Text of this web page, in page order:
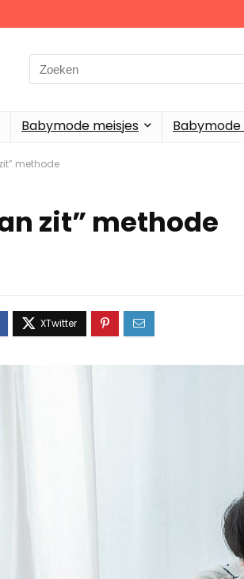
Search
for:
Babymode meisjes Babymode
methode
zit” methode